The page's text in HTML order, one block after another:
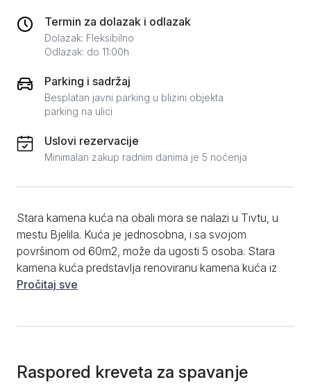
Termin za dolazak i odlazak
Dolazak: Fleksibilno
Odlazak: do 11:00h
Parking i sadržaj
Besplatan javni parking u blizini objekta
parking na ulici
Uslovi rezervacije
Minimalan zakup radnim danima je 5 noćenja
Stara kamena kuća na obali mora se nalazi u Tivtu, u
mestu Bjelila. Kuća je jednosobna, i sa svojom
površinom od 60m2, može da ugosti 5 osoba. Stara
kamena kuća predstavlja renoviranu kamena kuća iz
19. veka, na samoj obali mora, tačnije, okruženu
sve što treba jednom domaćinstvu. Veći deo
pokućstva je ručno izrađen, ili je restauriran stari
Pročitaj sve
Raspored kreveta za spavanje